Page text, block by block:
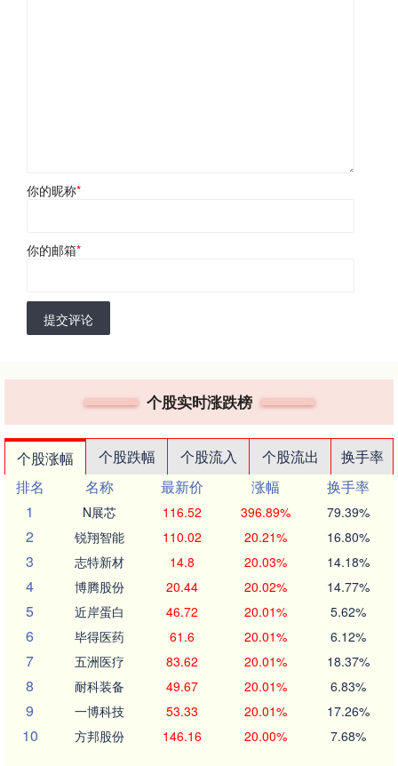
你的昵称*
你的邮箱*
提交评论
个股实时涨跌榜
个股涨幅 个股跌幅 个股流入 个股流出
换手率
排名
名称 最新价 涨幅
换手率
1
N展芯 116.52 396.89% 79.39%
2 锐翔智能 110.02 20.21% 16.80%
3 志特新材 14.8 20.03% 14.18%
4 博腾股份 20.44 20.02% 14.77%
5 近岸蛋白 46.72 20.01% 5.62%
6 毕得医药 61.6 20.01% 6.12%
7 五洲医疗 83.62 20.01% 18.37%
8 耐科装备 49.67 20.01% 6.83%
9 一博科技 53.33 20.01% 17.26%
10 方邦股份 146.16 20.00% 7.68%